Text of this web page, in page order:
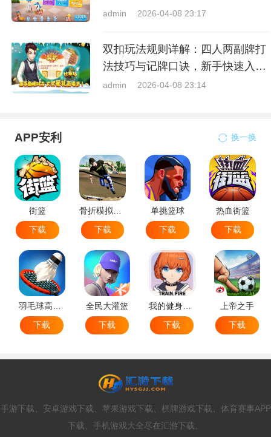
门指南
admin 2026-04-08 23:17
双扣玩法规则详解：四人两副牌打
法技巧与记牌口诀，新手快速入门
指南
admin 2026-04-08 23:14
APP安利 换一换
街篮
下载
骨折模拟器-极限滑板模拟器
下载
单挑篮球
下载
热血街篮
下载
羽毛球高高手
下载
全民大灌篮
下载
我的健身教练2
下载
上帝之手
下载
手游下载、安卓游戏下载、苹果游戏下载、棋牌游戏下载、体育赛事APP
下载、手机游戏大全尽在汇游下载。